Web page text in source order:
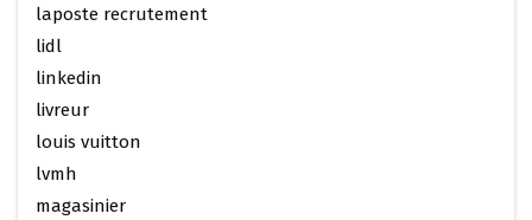
laposte recrutement
lidl
linkedin
livreur
louis vuitton
lvmh
magasinier